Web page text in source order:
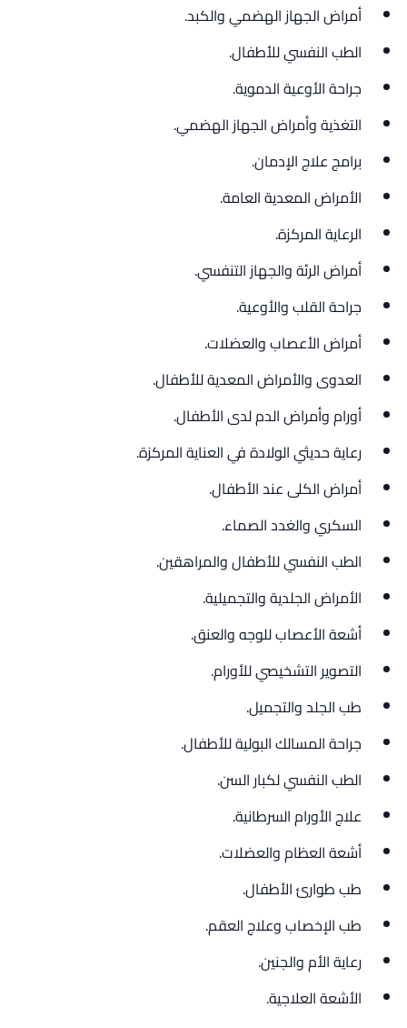
أمراض الجهاز الهضمي والكبد.
الطب النفسي للأطفال.
جراحة الأوعية الدموية.
التغذية وأمراض الجهاز الهضمي.
برامج علاج الإدمان.
الأمراض المعدية العامة.
الرعاية المركزة.
أمراض الرئة والجهاز التنفسي.
جراحة القلب والأوعية.
أمراض الأعصاب والعضلات.
العدوى والأمراض المعدية للأطفال.
أورام وأمراض الدم لدى الأطفال.
رعاية حديثي الولادة في العناية المركزة.
أمراض الكلى عند الأطفال.
السكري والغدد الصماء.
الطب النفسي للأطفال والمراهقين.
الأمراض الجلدية والتجميلية.
أشعة الأعصاب للوجه والعنق.
التصوير التشخيصي للأورام.
طب الجلد والتجميل.
جراحة المسالك البولية للأطفال.
الطب النفسي لكبار السن.
علاج الأورام السرطانية.
أشعة العظام والعضلات.
طب طوارئ الأطفال.
طب الإخصاب وعلاج العقم.
رعاية الأم والجنين.
الأشعة العلاجية.